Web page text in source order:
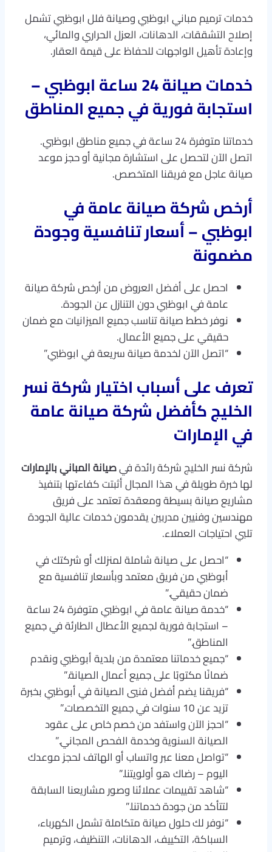
خدمات ترميم مباني ابوظبي وصيانة فلل ابوظبي تشمل
إصلاح التشققات، الدهانات، العزل الحراري والمائي،
وإعادة تأهيل الواجهات للحفاظ على قيمة العقار.
خدمات صيانة 24 ساعة ابوظبي –
استجابة فورية في جميع المناطق
خدماتنا متوفرة 24 ساعة في جميع مناطق ابوظبي.
اتصل الآن لتحصل على استشارة مجانية أو حجز موعد
صيانة عاجل مع فريقنا المتخصص.
أرخص شركة صيانة عامة في
ابوظبي – أسعار تنافسية وجودة
مضمونة
احصل على أفضل العروض من أرخص شركة صيانة
عامة في ابوظبي دون التنازل عن الجودة.
نوفر خطط صيانة تناسب جميع الميزانيات مع ضمان
حقيقي على جميع الأعمال.
“اتصل الآن لخدمة صيانة سريعة في ابوظبي”
تعرف على أسباب اختيار شركة نسر
الخليج كأفضل شركة صيانة عامة
في الإمارات
شركة نسر الخليج شركة رائدة فيصيانة المباني بالإمارات
لها خبرة طويلة في هذا المجال أثبتت كفاءتها بتنفيذ
مشاريع صيانة بسيطة ومعقدة تعتمد على فريق
مهندسين وفنيين مدربين يقدمون خدمات عالية الجودة
تلبي احتياجات العملاء.
“احصل على صيانة شاملة لمنزلك أو شركتك في
أبوظبي من فريق معتمد وبأسعار تنافسية مع
ضمان حقيقي.”
“خدمة صيانة عامة في ابوظبي متوفرة 24 ساعة
– استجابة فورية لجميع الأعطال الطارئة في جميع
المناطق.”
“جميع خدماتنا معتمدة من بلدية أبوظبي ونقدم
ضمانًا مكتوبًا على جميع أعمال الصيانة.”
“فريقنا يضم أفضل فنيي الصيانة في أبوظبي بخبرة
تزيد عن 10 سنوات في جميع التخصصات.”
“احجز الآن واستفد من خصم خاص على عقود
الصيانة السنوية وخدمة الفحص المجاني.”
“تواصل معنا عبر واتساب أو الهاتف لحجز موعدك
اليوم – رضاك هو أولويتنا.”
“شاهد تقييمات عملائنا وصور مشاريعنا السابقة
لتتأكد من جودة خدماتنا.”
“نوفر لك حلول صيانة متكاملة تشمل الكهرباء،
السباكة، التكييف، الدهانات، التنظيف، وترميم